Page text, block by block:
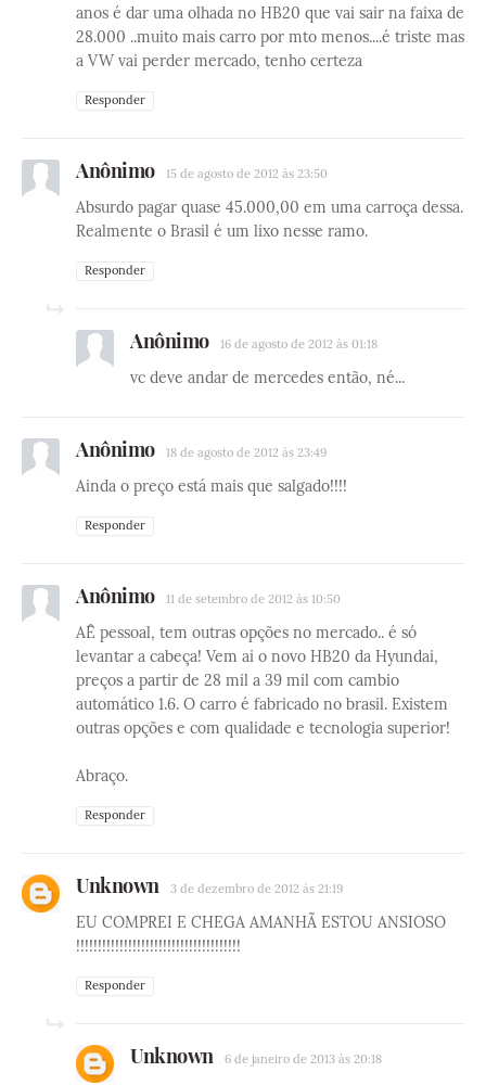
anos é dar uma olhada no HB20 que vai sair na faixa de
28.000 ..muito mais carro por mto menos....é triste mas
a VW vai perder mercado, tenho certeza
Responder
Anônimo 15 de agosto de 2012 às 23:50
Absurdo pagar quase 45.000,00 em uma carroça dessa.
Realmente o Brasil é um lixo nesse ramo.
Responder
Anônimo 16 de agosto de 2012 às 01:18
vc deve andar de mercedes então, né...
Anônimo 18 de agosto de 2012 às 23:49
Ainda o preço está mais que salgado!!!!
Responder
Anônimo 11 de setembro de 2012 às 10:50
AÊ pessoal, tem outras opções no mercado.. é só
levantar a cabeça! Vem ai o novo HB20 da Hyundai,
preços a partir de 28 mil a 39 mil com cambio
automático 1.6. O carro é fabricado no brasil. Existem
outras opções e com qualidade e tecnologia superior!
Abraço.
Responder
Unknown 3 de dezembro de 2012 às 21:19
EU COMPREI E CHEGA AMANHÃ ESTOU ANSIOSO
!!!!!!!!!!!!!!!!!!!!!!!!!!!!!!!!!!!!!!
Responder
Unknown 6 de janeiro de 2013 às 20:18